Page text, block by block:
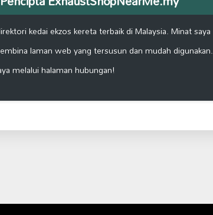
kedai ekzos kereta terbaik di Malaysia. Minat saya
laman web yang tersusun dan mudah digunakan.
melalui halaman hubungan!